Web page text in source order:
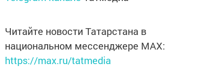
Читайте новости Татарстана в
национальном мессенджере MАХ:
https://max.ru/tatmedia